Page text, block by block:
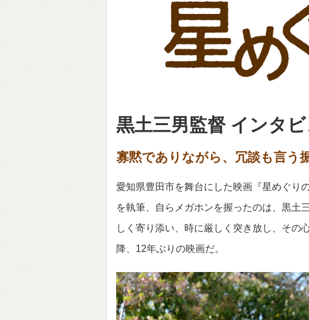
黒土三男監督 インタ
寡黙でありながら、冗談も言う
愛知県豊田市を舞台にした映画『星めぐり
を執筆、自らメガホンを握ったのは、黒土
しく寄り添い、時に厳しく突き放し、その
降、12年ぶりの映画だ。